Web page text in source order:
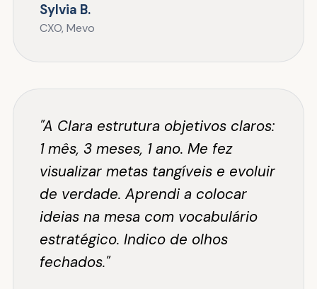
Sylvia B.
CXO, Mevo
"A Clara estrutura objetivos claros:
1 mês, 3 meses, 1 ano. Me fez
visualizar metas tangíveis e evoluir
de verdade. Aprendi a colocar
ideias na mesa com vocabulário
estratégico. Indico de olhos
fechados."